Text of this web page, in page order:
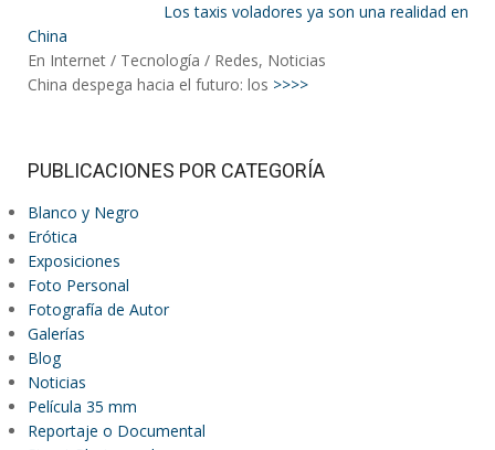
Los taxis voladores ya son una realidad en
China
En Internet / Tecnología / Redes, Noticias
China despega hacia el futuro: los >>>>
PUBLICACIONES POR CATEGORÍA
Blanco y Negro
Erótica
Exposiciones
Foto Personal
Fotografía de Autor
Galerías
Blog
Noticias
Película 35 mm
Reportaje o Documental